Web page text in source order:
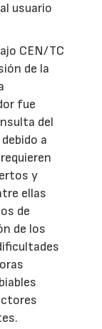
usuario
CEN/TC
de la
fue
del
a
y
ellas
de
de los